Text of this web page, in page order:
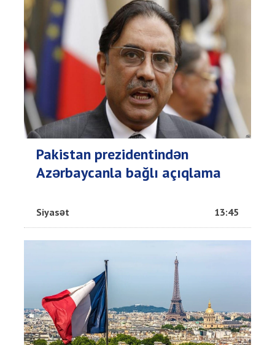
Pakistan prezidentindən
Azərbaycanla bağlı açıqlama
Siyasət 13:45